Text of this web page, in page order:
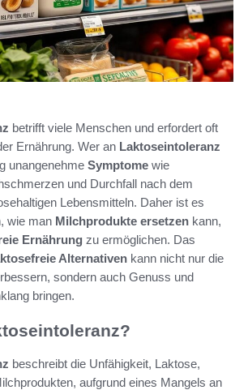
betrifft viele Menschen und erfordert oft
Ernährung. Wer an Laktoseintoleranz
unangenehme Symptome wie
und Durchfall nach dem
Lebensmitteln. Daher ist es
wie man Milchprodukte ersetzen kann,
Ernährung zu ermöglichen. Das
Alternativen kann nicht nur die
sondern auch Genuss und
bringen.
beschreibt die Unfähigkeit, Laktose,
aufgrund eines Mangels an